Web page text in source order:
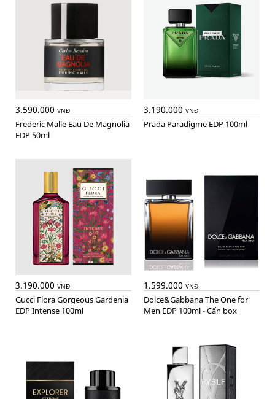
3.590.000 VNĐ
Frederic Malle Eau De Magnolia
EDP 50ml
3.190.000 VNĐ
Prada Paradigme EDP 100ml
3.190.000 VNĐ
Gucci Flora Gorgeous Gardenia
EDP Intense 100ml
1.599.000 VNĐ
Dolce&Gabbana The One for
Men EDP 100ml - Cấn box